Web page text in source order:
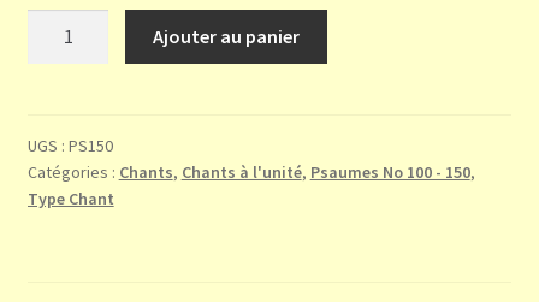
:
Que
tout
Ajouter au panier
UGS : PS150
Catégories : Chants, Chants à l'unité, Psaumes No 100 - 150,
Type Chant